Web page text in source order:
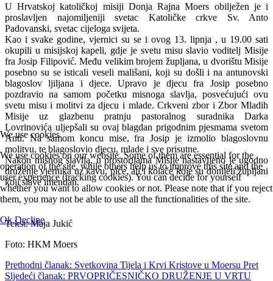
U Hrvatskoj katoličkoj misiji Donja Rajna Moers obilježen je i
proslavljen najomiljeniji svetac Katoličke crkve Sv. Anto
Padovanski, svetac cijeloga svijeta.
Kao i svake godine, vjernici su se i ovog 13. lipnja , u 19.00 sati
okupili u misijskoj kapeli, gdje je svetu misu slavio voditelj Misije
fra Josip Filipović. Među velikim brojem župljana, u dvorištu Misije
posebno su se isticali veseli mališani, koji su došli i na antunovski
blagoslov ljiljana i djece. Upravo je djecu fra Josip posebno
pozdravio na samom početku misnoga slavlja, posvećujući ovu
svetu misu i molitvi za djecu i mlade. Crkveni zbor i Zbor Mladih
Misije uz glazbenu pratnju pastoralnog suradnika Darka
Lovrinovića uljepšali su ovaj blagdan prigodnim pjesmama svetom
Anti. Na samom koncu mise, fra Josip je izmolio blagoslovnu
molitvu, te blagoslovio djecu, mlade i sve prisutne.
Nakon misnog slavlja, u prostorijama Misije nastavljeno je ugodno
druženje vjernika uz kavu, piće, ali i kolače koje su donijeli župljani
koji slave imendan.
Tekst: Maja Jukić
Foto: HKM Moers
Prethodni članak: Svetkovina Tijela i Krvi Kristove u Moersu Pret
Sljedeći članak: PRVOPRIČESNIČKO DRUŽENJE U VRTU
We use cookies
We use cookies on our website. Some of them are essential for the
operation of the site, while others help us to improve this site and the
user experience (tracking cookies). You can decide for yourself
whether you want to allow cookies or not. Please note that if you reject
them, you may not be able to use all the functionalities of the site.
Ok Decline